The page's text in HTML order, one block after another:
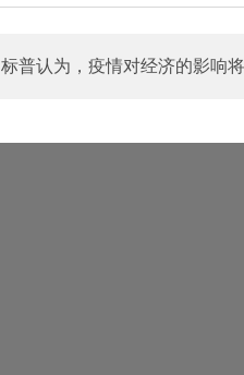
标普认为，疫情对经济的影响